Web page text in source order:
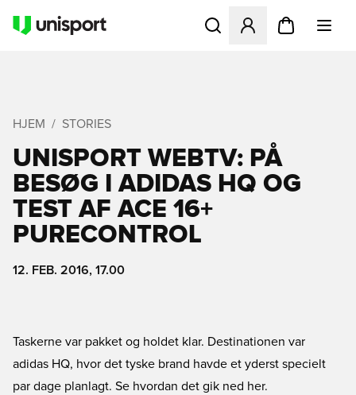
Åbner en Modal til at
HJEM STORIES
UNISPORT WEBTV: PÅ
BESØG I ADIDAS HQ OG
TEST AF ACE 16+
PURECONTROL
12. FEB. 2016, 17.00
Taskerne var pakket og holdet klar. Destinationen var
adidas HQ, hvor det tyske brand havde et yderst specielt
par dage planlagt. Se hvordan det gik ned her.